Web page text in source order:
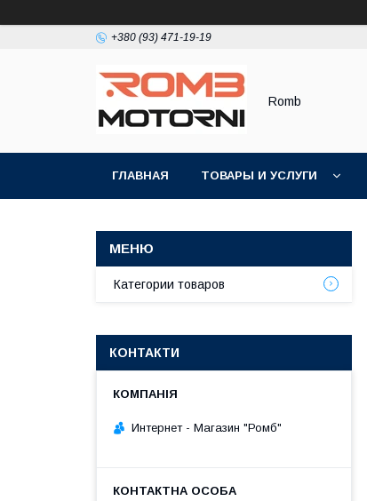
+380 (93) 471-19-19
Romb
ГЛАВНАЯ ТОВАРЫ И УСЛУГИ
Категории товаров
КОНТАКТИ
Интернет - Магазин "Ромб"